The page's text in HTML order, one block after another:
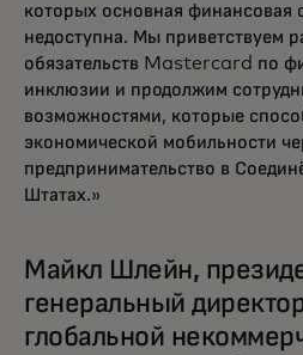
которых основная финансовая
недоступна. Мы приветствуем
обязательств Mastercard по
инклюзии и продолжим
возможностями, которые
экономической мобильности
предпринимательство в
Штатах.»
Майкл Шлейн,
генеральный
глобальной